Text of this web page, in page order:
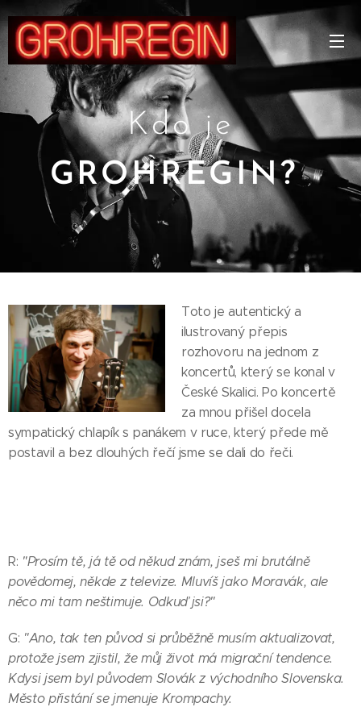
Kdo je
GROHREGIN?
Toto je autentický a
ilustrovaný přepis
rozhovoru na jednom z
koncertů, který se konal v
České Skalici. Po koncertě
za mnou přišel docela
sympatický chlapík s panákem v ruce, který přede mě
postavil a bez dlouhých řečí jsme se dali do řeči.
R: "Prosím tě, já tě od někud znám, jseš mi brutálně
povědomej, někde z televize. Mluvíš jako Moravák, ale
něco mi tam neštimuje. Odkuď jsi?"
G: "Ano, tak ten původ si průběžně musím aktualizovat,
protože jsem zjistil, že můj život má migrační tendence.
Kdysi jsem byl původem Slovák z východního Slovenska.
Město přistání se jmenuje Krompachy.